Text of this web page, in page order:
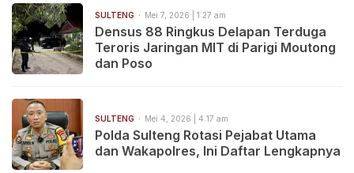
SULTENG Mei 7, 2026 | 1:27 am
Densus 88 Ringkus Delapan Terduga
Teroris Jaringan MIT di Parigi Moutong
dan Poso
SULTENG Mei 4, 2026 | 4:17 am
Polda Sulteng Rotasi Pejabat Utama
dan Wakapolres, Ini Daftar Lengkapnya